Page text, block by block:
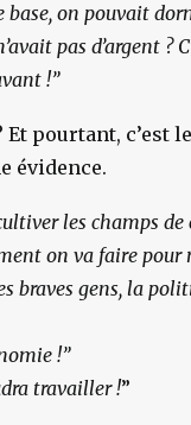
base, on pouvait
pas d’argent ?
!”
pourtant, c’est
évidence.
les champs de
on va faire pour
braves gens, la
!”
travailler !”